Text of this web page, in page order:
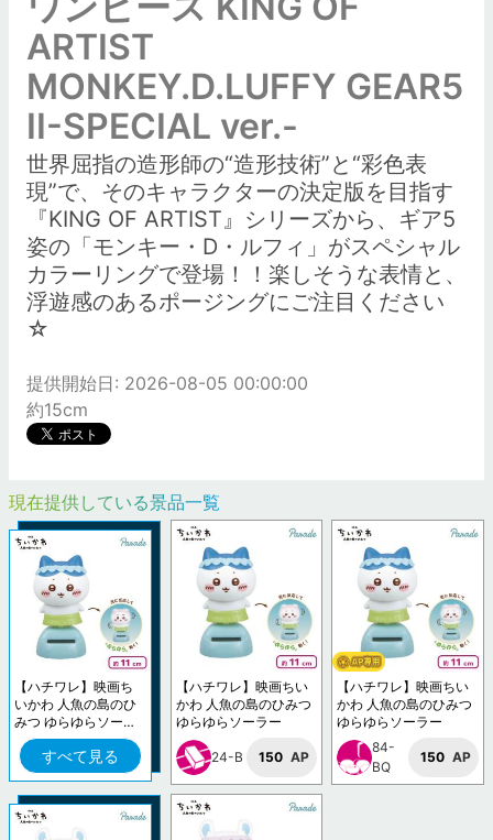
ARTIST
MONKEY.D.LUFFY GEAR5
II-SPECIAL ver.-
世界屈指の造形師の“造形技術”と“彩色表
現”で、そのキャラクターの決定版を目指す
『KING OF ARTIST』シリーズから、ギア5
姿の「モンキー・D・ルフィ」がスペシャル
カラーリングで登場！！楽しそうな表情と、
浮遊感のあるポージングにご注目ください
☆
提供開始日: 2026-08-05 00:00:00
約15cm
現在提供している景品一覧
【ハチワレ】映画ち
いかわ 人魚の島のひ
みつ ゆらゆらソーラ
ー
すべて見る
【ハチワレ】映画ちい
かわ 人魚の島のひみつ
ゆらゆらソーラー
24-B 150 AP
【ハチワレ】映画ちい
かわ 人魚の島のひみつ
ゆらゆらソーラー
84-
BQ
150 AP